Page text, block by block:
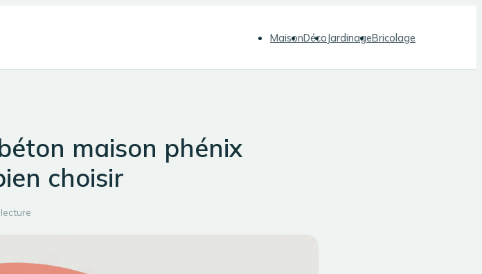
MaisonDécoJardinageBricolage
maison phénix
choisir